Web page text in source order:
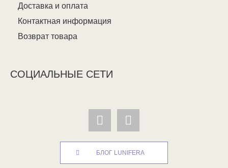
Доставка и оплата
Контактная информация
Возврат товара
СОЦИАЛЬНЫЕ СЕТИ
БЛОГ LUNIFERA